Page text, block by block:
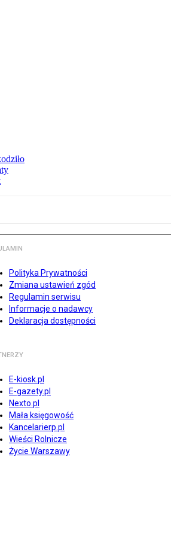
Polityka Prywatności
Zmiana ustawień zgód
Regulamin serwisu
Informacje o nadawcy
Deklaracja dostępności
E-kiosk.pl
E-gazety.pl
Nexto.pl
Mała księgowość
Kancelarierp.pl
Wieści Rolnicze
Życie Warszawy